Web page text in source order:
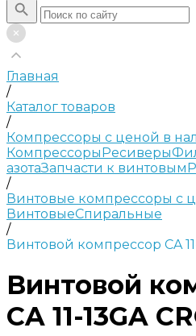
Главная
/
Каталог товаров
/
Компрессоры с ценой в
КомпрессорыРесиверы
азотаЗапчасти к винтовым
/
Винтовые компрессоры с
ВинтовыеСпиральные
/
Винтовой компрессор CA
Винтовой
CA 11-13GA